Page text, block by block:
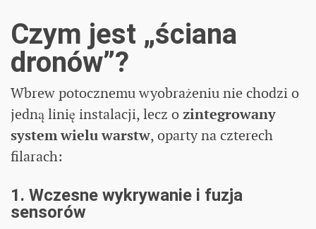
Czym jest „ściana
dronów”?
Wbrew potocznemu wyobrażeniu nie chodzi o
jedną linię instalacji, lecz ozintegrowany
system wielu warstw, oparty na czterech
filarach:
1. Wczesne wykrywanie i fuzja
sensorów